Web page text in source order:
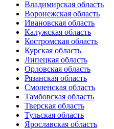
Владимирская область
Воронежская область
Ивановская область
Калужская область
Костромская область
Курская область
Липецкая область
Орловская область
Рязанская область
Смоленская область
Тамбовская область
Тверская область
Тульская область
Ярославская область